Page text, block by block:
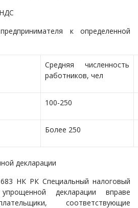
к определенной
Средняя численность
работников, чел
100-250
Более 250
декларации
НК РК Специальный налоговый
декларации вправе
соответствующие